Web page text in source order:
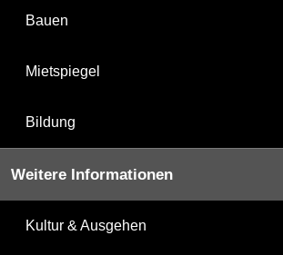
Bauen
Mietspiegel
Bildung
Weitere Informationen
Kultur & Ausgehen